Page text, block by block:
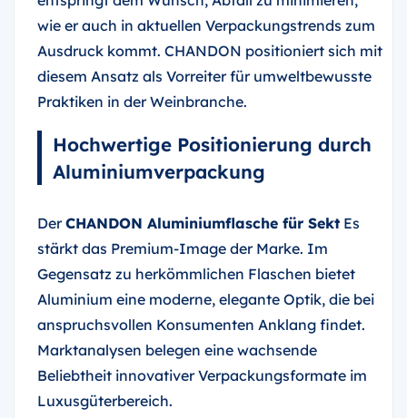
wie er auch in aktuellen Verpackungstrends zum
Ausdruck kommt. CHANDON positioniert sich mit
diesem Ansatz als Vorreiter für umweltbewusste
Praktiken in der Weinbranche.
Hochwertige Positionierung durch
Aluminiumverpackung
DerCHANDON Aluminiumflasche für Sekt Es
stärkt das Premium-Image der Marke. Im
Gegensatz zu herkömmlichen Flaschen bietet
Aluminium eine moderne, elegante Optik, die bei
anspruchsvollen Konsumenten Anklang findet.
Marktanalysen belegen eine wachsende
Beliebtheit innovativer Verpackungsformate im
Luxusgüterbereich.